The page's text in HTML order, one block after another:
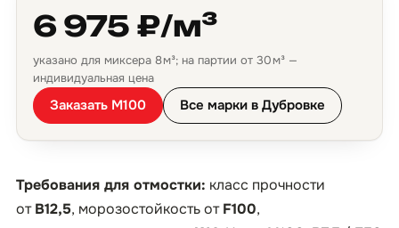
6 975 ₽/м³
указано для миксера 8 м³; на партии от 30 м³ —
индивидуальная цена
Заказать М100 Все марки в Дубровке
Требования для отмостки: класс прочности
отB12,5, морозостойкость отF100,